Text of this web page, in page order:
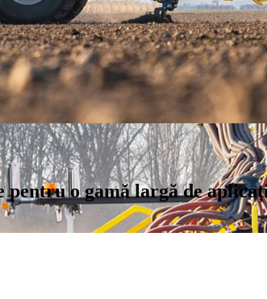
o gamă largă de